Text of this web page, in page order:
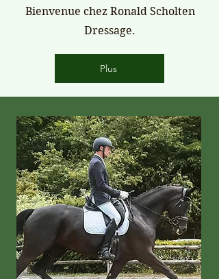
Bienvenue chez Ronald Scholten
Dressage.
Plus